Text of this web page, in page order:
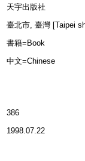
天宇出版社
臺北市, 臺灣 [Taipei
書籍=Book
中文=Chinese
386
1998.07.22